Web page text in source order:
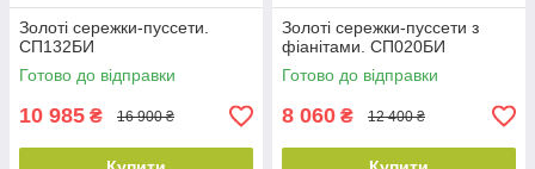
Золоті сережки-пуссети.
СП132БИ
Готово до відправки
10 985 ₴ 16 900 ₴
Золоті сережки-пуссети з
фіанітами. СП020БИ
Готово до відправки
8 060 ₴ 12 400 ₴